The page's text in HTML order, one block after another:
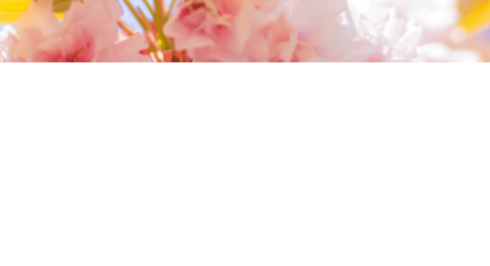
我們相信您值得最好的